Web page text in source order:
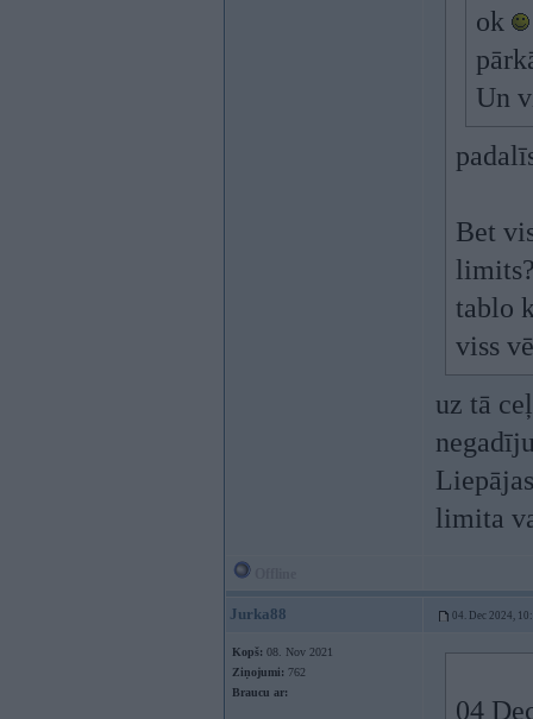
ok
Un
Bet
tablo
viss
uz tā
limita
Jurka88 04. Dec 2024,
Kopš: 08. Nov 2021
Ziņojumi: 762
Braucu ar:
04